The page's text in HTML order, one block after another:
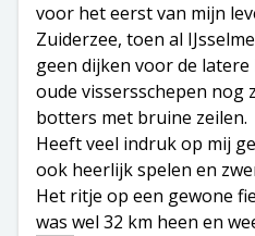
voor het eerst van mijn
Zuiderzee, toen al
geen dijken voor de
oude vissersschepen nog
botters met bruine zeilen.
Heeft veel indruk op mij
ook heerlijk spelen en
Het ritje op een gewone
was wel 32 km heen en